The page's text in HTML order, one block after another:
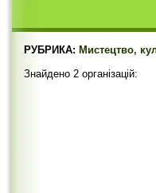
РУБРИКА: Мистецтво,
Знайдено 2 організацій: